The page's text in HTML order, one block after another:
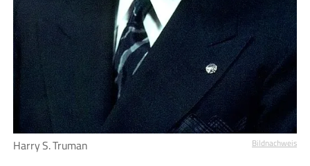
Harry S. Truman Bildnachweis